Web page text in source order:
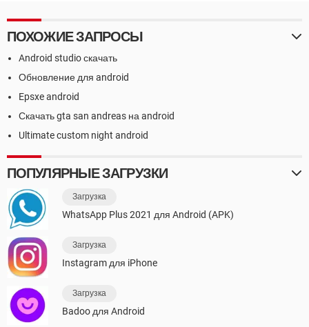
ПОХОЖИЕ ЗАПРОСЫ
Android studio скачать
Обновление для android
Epsxe android
Скачать gta san andreas на android
Ultimate custom night android
ПОПУЛЯРНЫЕ ЗАГРУЗКИ
Загрузка
WhatsApp Plus 2021 для Android (APK)
Загрузка
Instagram для iPhone
Загрузка
Badoo для Android